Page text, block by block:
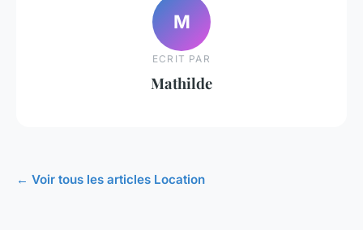
M
ECRIT PAR
Mathilde
← Voir tous les articles Location